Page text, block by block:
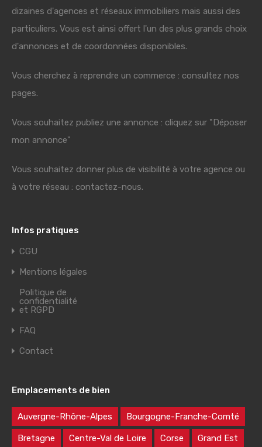
dizaines d'agences et réseaux immobiliers mais aussi des
particuliers. Vous est ainsi offert l'un des plus grands choix
d'annonces et de coordonnées disponibles.
Vous cherchez à reprendre un commerce : consultez nos
pages.
Vous souhaitez publiez une annonce : cliquez sur "Déposer
mon annonce"
Vous souhaitez donner plus de visibilité à votre agence ou
à votre réseau : contactez-nous.
Infos pratiques
CGU
Mentions légales
Politique de
confidentialité
et RGPD
FAQ
Contact
Emplacements de bien
Auvergne-Rhône-Alpes Bourgogne-Franche-Comté
Bretagne Centre-Val de Loire Corse Grand Est